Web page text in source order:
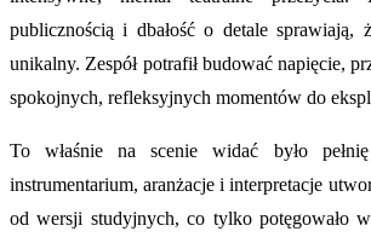
publicznością i dbałość o detale sprawiają,
unikalny. Zespół potrafił budować napięcie,
spokojnych, refleksyjnych momentów do
To właśnie na scenie widać było
instrumentarium, aranżacje i interpretacje
od wersji studyjnych, co tylko potęgowało